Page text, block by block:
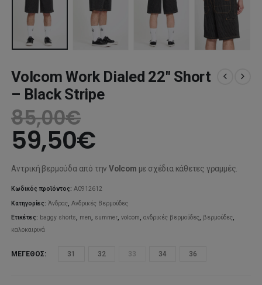
Volcom Work Dialed 22″ Short
– Black Stripe
85,00€
59,50€
Αντρική βερμούδα από την Volcom με σχέδια κάθετες γραμμές.
Κωδικός προϊόντος:A0912612
Κατηγορίες:Άνδρας,Ανδρικές Βερμούδες
Ετικέτες: baggy shorts, men, summer,volcom,ανδρικές βερμούδες, βερμούδες,
καλοκαιρινά
ΜΈΓΕΘΟΣ 31 32 33 34 36